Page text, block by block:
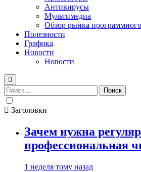
Антивирусы
Мультимедиа
Обзор рынка
Полезности
Графика
Новости
Новости
Найти:
Заголовки
Зачем нужна
профессиональная
1 неделя тому назад